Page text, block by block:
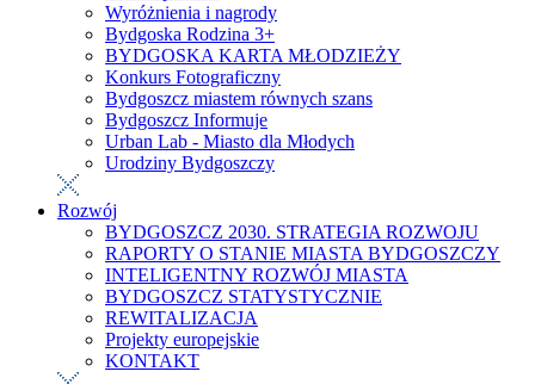
Wyróżnienia i nagrody
Bydgoska Rodzina 3+
BYDGOSKA KARTA MŁODZIEŻY
Konkurs Fotograficzny
Bydgoszcz miastem równych szans
Bydgoszcz Informuje
Urban Lab - Miasto dla Młodych
Urodziny Bydgoszczy
Rozwój
BYDGOSZCZ 2030. STRATEGIA ROZWOJU
RAPORTY O STANIE MIASTA BYDGOSZCZY
INTELIGENTNY ROZWÓJ MIASTA
BYDGOSZCZ STATYSTYCZNIE
REWITALIZACJA
Projekty europejskie
KONTAKT